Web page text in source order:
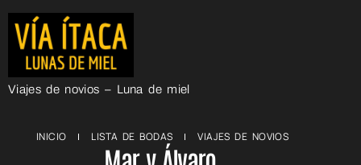
Viajes de novios – Luna de miel
INICIO LISTA DE BODAS VIAJES DE NOVIOS